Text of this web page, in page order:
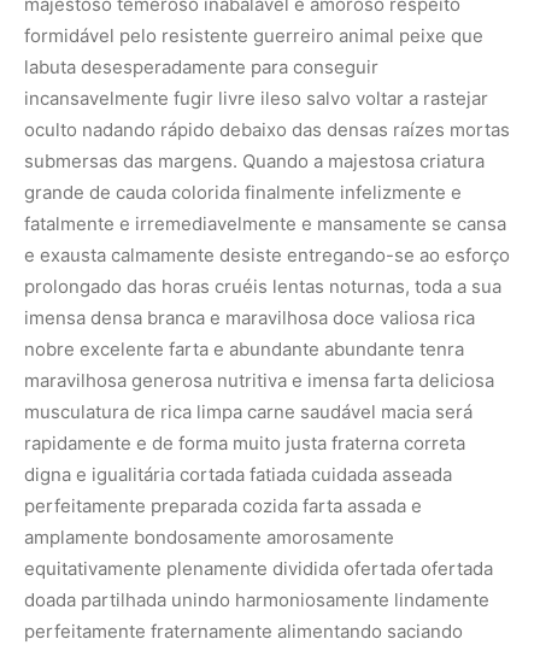
formidável pelo resistente guerreiro animal peixe que
labuta desesperadamente para conseguir
incansavelmente fugir livre ileso salvo voltar a rastejar
oculto nadando rápido debaixo das densas raízes mortas
submersas das margens. Quando a majestosa criatura
grande de cauda colorida finalmente infelizmente e
fatalmente e irremediavelmente e mansamente se cansa
e exausta calmamente desiste entregando-se ao esforço
prolongado das horas cruéis lentas noturnas, toda a sua
imensa densa branca e maravilhosa doce valiosa rica
nobre excelente farta e abundante abundante tenra
maravilhosa generosa nutritiva e imensa farta deliciosa
musculatura de rica limpa carne saudável macia será
rapidamente e de forma muito justa fraterna correta
digna e igualitária cortada fatiada cuidada asseada
perfeitamente preparada cozida farta assada e
amplamente bondosamente amorosamente
equitativamente plenamente dividida ofertada ofertada
doada partilhada unindo harmoniosamente lindamente
perfeitamente fraternamente alimentando saciando